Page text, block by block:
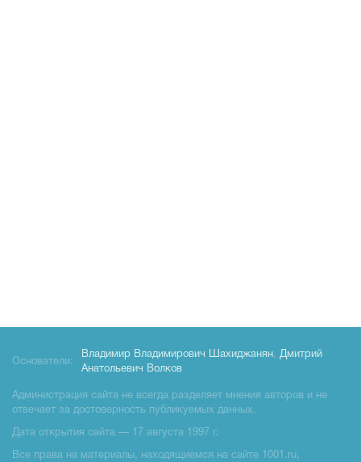
Основатели:
Владимир Владимирович Шахиджанян, Дмитрий
Анатольевич Волков
Администрация сайта не всегда разделяет мнения авторов и не
отвечает за достоверность публикуемых данных.
Дата открытия сайта — 17 августа 1997 г.
Все права на материалы, находящиемся на сайте 1001.ru,